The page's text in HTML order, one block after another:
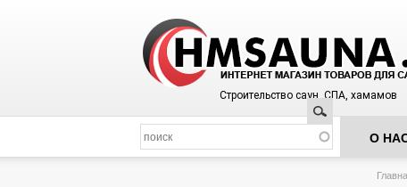
Строительство саун, СПА, хамамов
Поиск
О
Вы